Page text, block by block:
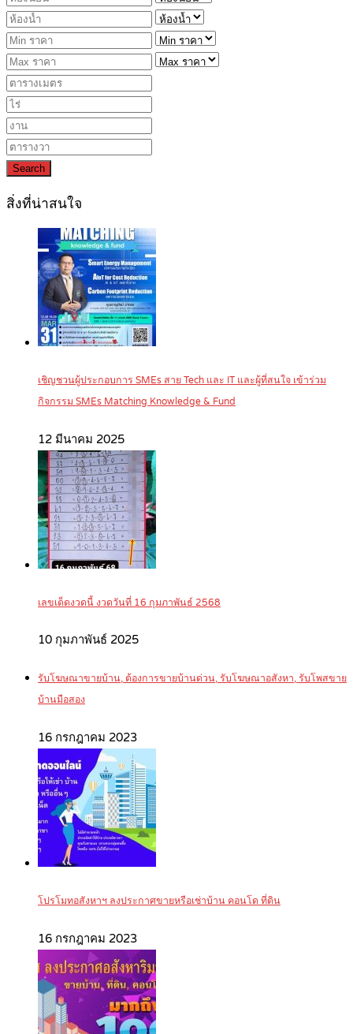
Search
สิ่งที่น่าสนใจ
เชิญชวนผู้ประกอบการ SMEs สาย Tech และ IT และผู้ที่สนใจ เข้าร่วม
กิจกรรม SMEs Matching Knowledge & Fund
12 มีนาคม 2025
เลขเด็ดงวดนี้ งวดวันที่ 16 กุมภาพันธ์ 2568
10 กุมภาพันธ์ 2025
รับโฆษณาขายบ้าน, ต้องการขายบ้านด่วน, รับโฆษณาอสังหา, รับโพสขาย
บ้านมือสอง
16 กรกฎาคม 2023
โปรโมทอสังหาฯ ลงประกาศขายหรือเช่าบ้าน คอนโด ที่ดิน
16 กรกฎาคม 2023